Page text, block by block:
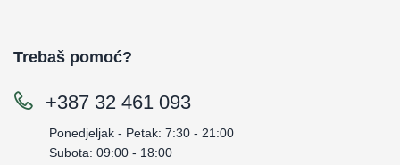
Trebaš pomoć?
+387 32 461 093
Ponedjeljak - Petak: 7:30 - 21:00
Subota: 09:00 - 18:00